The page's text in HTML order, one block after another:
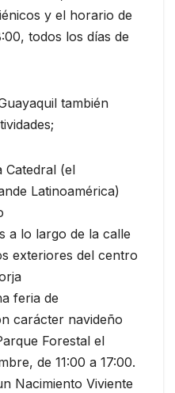
y el horario de
todos los días de
también
Catedral (el
Latinoamérica)
a lo largo de la calle
exteriores del centro
feria de
carácter navideño
Forestal el
de 11:00 a 17:00.
Nacimiento Viviente